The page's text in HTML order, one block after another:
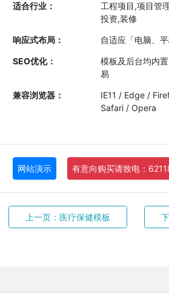
适合行业：
工程项目,项目管
投资,装修
响应式布局： 自适应「电脑、
SEO优化：
模板及后台均内
易
兼容浏览器：
IE11 / Edge /
Safari / Opera
网站演示 有意向购买请致电：
上一页：医疗保健模板